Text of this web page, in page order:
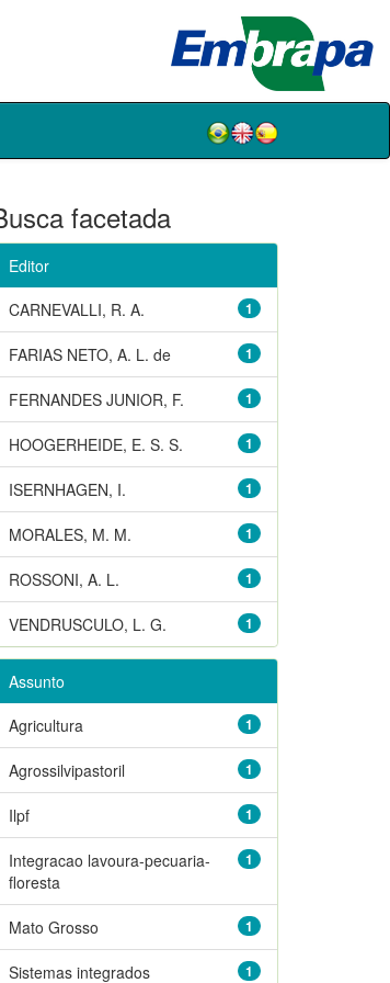
facetada
Editor
1
CARNEVALLI, R. A.
1
FARIAS NETO, A. L. de
1
FERNANDES JUNIOR, F.
1
HOOGERHEIDE, E. S. S.
1
ISERNHAGEN, I.
1
MORALES, M. M.
1
ROSSONI, A. L.
1
VENDRUSCULO, L. G.
Assunto
1
Agricultura
1
Agrossilvipastoril
1
Ilpf
1
Integracao lavoura-pecuaria-
floresta
1
Mato Grosso
1
Sistemas integrados